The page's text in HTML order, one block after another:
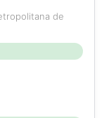
de